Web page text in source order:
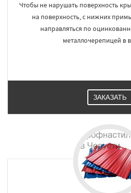
Чтобы не нарушать поверхность
на поверхность, с нижних
направляться по
металлочерепицей в
ЗАКАЗАТЬ